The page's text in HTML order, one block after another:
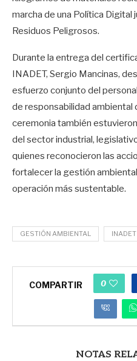
marcha de una Política Digital
Residuos Peligrosos.
Durante la entrega del
INADET, Sergio Mancinas,
esfuerzo conjunto del
de responsabilidad ambiental
ceremonia también
del sector industrial,
quienes reconocieron las
fortalecer la gestión
operación más sustentable.
GESTIÓN AMBIENTAL INADET
COMPARTIR 0
NOTAS